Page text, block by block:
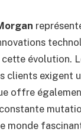
évolution.
clients exigent
offre
monde